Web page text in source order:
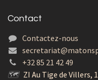
Contact
Contactez-nous
+32 85 21 42 49
🗺 ZI Au Tige de Villers,